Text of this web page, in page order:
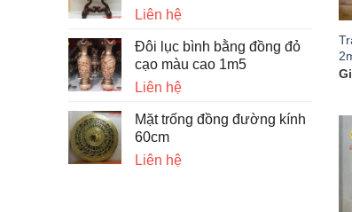
Liên hệ
Đôi lục bình bằng đồng đỏ
cạo màu cao 1m5
Liên hệ
Mặt trống đồng đường kính
60cm
Liên hệ